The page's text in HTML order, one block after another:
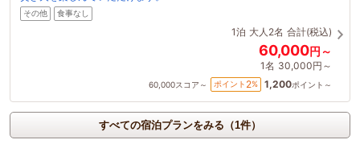
その他 食事なし
1泊 大人2名 合計(税込)
60,000円～
1名 30,000円～
60,000スコア～ ポイント 2% 1,200ポイント～
すべての宿泊プランをみる（1件）